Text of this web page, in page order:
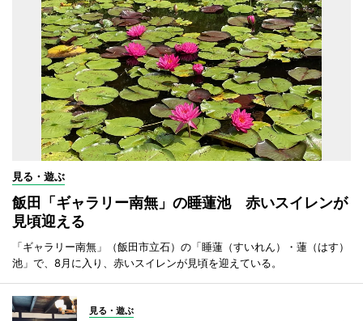
見る・遊ぶ
飯田「ギャラリー南無」の睡蓮池 赤いスイレンが
見頃迎える
「ギャラリー南無」（飯田市立石）の「睡蓮（すいれん）・蓮（はす）
池」で、8月に入り、赤いスイレンが見頃を迎えている。
見る・遊ぶ